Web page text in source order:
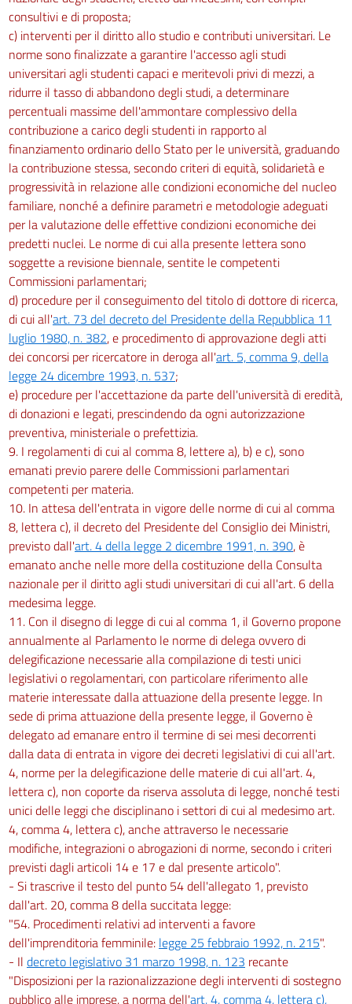
consultivi e di proposta;
c) interventi per il diritto allo studio e contributi universitari. Le
norme sono finalizzate a garantire l'accesso agli studi
universitari agli studenti capaci e meritevoli privi di mezzi, a
ridurre il tasso di abbandono degli studi, a determinare
percentuali massime dell'ammontare complessivo della
contribuzione a carico degli studenti in rapporto al
finanziamento ordinario dello Stato per le università, graduando
la contribuzione stessa, secondo criteri di equità, solidarietà e
progressività in relazione alle condizioni economiche del nucleo
familiare, nonché a definire parametri e metodologie adeguati
per la valutazione delle effettive condizioni economiche dei
predetti nuclei. Le norme di cui alla presente lettera sono
soggette a revisione biennale, sentite le competenti
Commissioni parlamentari;
d) procedure per il conseguimento del titolo di dottore di ricerca,
di cui all'art. 73 del decreto del Presidente della Repubblica 11
luglio 1980, n. 382, e procedimento di approvazione degli atti
dei concorsi per ricercatore in deroga all'art. 5, comma 9, della
legge 24 dicembre 1993, n. 537;
e) procedure per l'accettazione da parte dell'università di eredità,
di donazioni e legati, prescindendo da ogni autorizzazione
preventiva, ministeriale o prefettizia.
9. I regolamenti di cui al comma 8, lettere a), b) e c), sono
emanati previo parere delle Commissioni parlamentari
competenti per materia.
10. In attesa dell'entrata in vigore delle norme di cui al comma
8, lettera c), il decreto del Presidente del Consiglio dei Ministri,
previsto dall'art. 4 della legge 2 dicembre 1991, n. 390, è
emanato anche nelle more della costituzione della Consulta
nazionale per il diritto agli studi universitari di cui all'art. 6 della
medesima legge.
11. Con il disegno di legge di cui al comma 1, il Governo propone
annualmente al Parlamento le norme di delega ovvero di
delegificazione necessarie alla compilazione di testi unici
legislativi o regolamentari, con particolare riferimento alle
materie interessate dalla attuazione della presente legge. In
sede di prima attuazione della presente legge, il Governo è
delegato ad emanare entro il termine di sei mesi decorrenti
dalla data di entrata in vigore dei decreti legislativi di cui all'art.
4, norme per la delegificazione delle materie di cui all'art. 4,
lettera c), non coporte da riserva assoluta di legge, nonché testi
unici delle leggi che disciplinano i settori di cui al medesimo art.
4, comma 4, lettera c), anche attraverso le necessarie
modifiche, integrazioni o abrogazioni di norme, secondo i criteri
previsti dagli articoli 14 e 17 e dal presente articolo".
- Si trascrive il testo del punto 54 dell'allegato 1, previsto
dall'art. 20, comma 8 della succitata legge:
"54. Procedimenti relativi ad interventi a favore
dell'imprenditoria femminile: legge 25 febbraio 1992, n. 215".
- Il decreto legislativo 31 marzo 1998, n. 123 recante
"Disposizioni per la razionalizzazione degli interventi di sostegno
pubblico alle imprese, a norma dell'art. 4, comma 4, lettera c),